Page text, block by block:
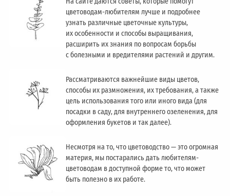
цветоводам-любителям лучше и подробнее
узнать различные цветочные культуры,
их особенности и способы выращивания,
расширить их знания по вопросам борьбы
с болезными и вредителями растений и другим.
Рассматриваются важнейшие виды цветов,
способы их размножения, их требования, а также
цель использования того или иного вида (для
посадки в саду, для внутреннего озеленения, для
оформления букетов и так далее).
Несмотря на то, что цветоводство — это огромная
материя, мы постарались дать любителям-
цветоводам в доступной форме то, что может
быть полезно в их работе.